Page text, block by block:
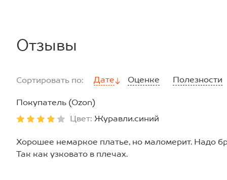
Отзывы
Сортировать по: Дате Оценке Полезности
Покупатель (Ozon)
Цвет: Журавли.синий
Хорошее немаркое платье, но маломерит. Надо
Так как узковато в плечах.